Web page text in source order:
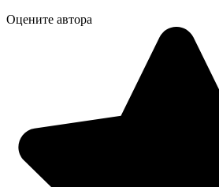
Оцените автора